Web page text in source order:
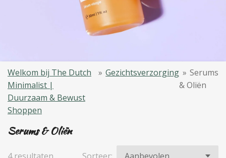
Welkom bij The Dutch
Minimalist |
Duurzaam & Bewust
Shoppen
» Gezichtsverzorging » Serums
& Oliën
Serums & Oliën
4 resultaten Sorteer: